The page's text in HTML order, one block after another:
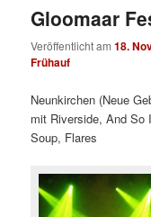
Gloomaar
Veröffentlicht am18.
Frühauf
Neunkirchen (Neue
mit Riverside, And So
Soup, Flares